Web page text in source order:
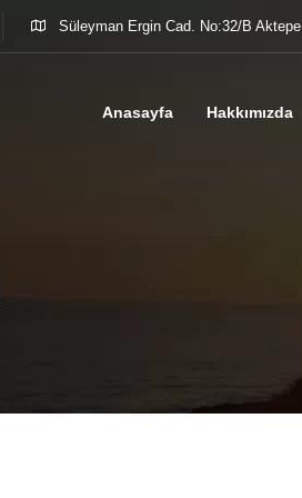
Süleyman Ergin Cad. No:32/B Aktepe
Anasayfa Hakkımızda